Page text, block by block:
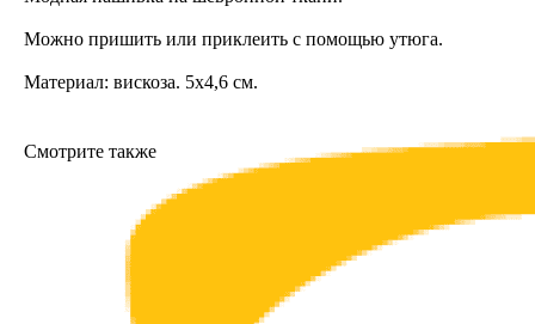
Можно пришить или приклеить с помощью утюга.
Материал: вискоза. 5х4,6 см.
Смотрите также